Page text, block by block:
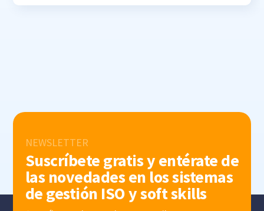
NEWSLETTER
Suscríbete gratis y entérate de
las novedades en los sistemas
de gestión ISO y soft skills